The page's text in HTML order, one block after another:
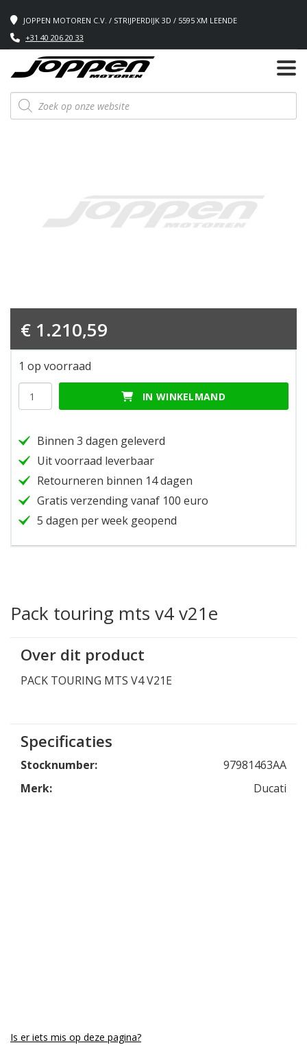
JOPPEN MOTOREN C.V. / STRIJPERDIJK 3D / 5595 XM LEENDE
+31 40 206 20 33
Producten
zoeken
Pack touring mts v4 v21e
Over dit product
PACK TOURING MTS V4 V21E
Specificaties
Stocknumber:
97981463AA
Merk:
Ducati
€ 1.210,59
1 op voorraad
Pack
touring
v21e
hoeveelheid
IN WINKELMAND
Binnen 3 dagen geleverd
Uit voorraad leverbaar
Retourneren binnen 14 dagen
Gratis verzending vanaf 100 euro
5 dagen per week geopend
Is er iets mis op deze pagina?